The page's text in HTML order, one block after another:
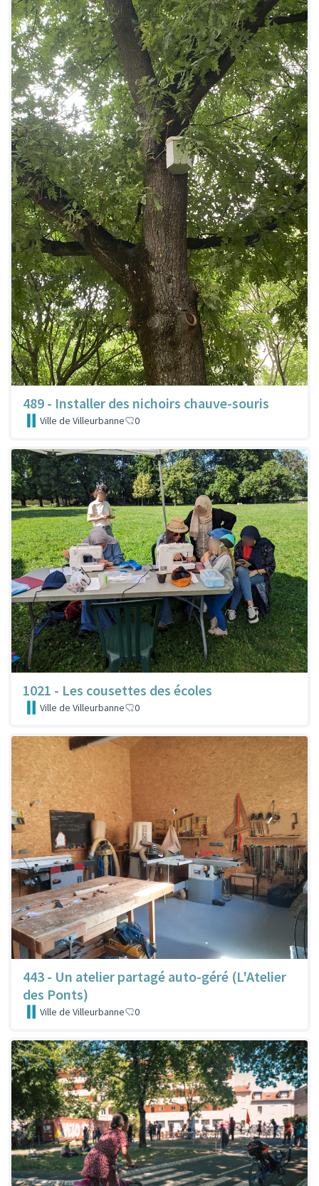
489 - Installer des nichoirs chauve-souris
Ville de Villeurbanne 0
1021 - Les cousettes des écoles
Ville de Villeurbanne 0
443 - Un atelier partagé auto-géré (L'Atelier
des Ponts)
Ville de Villeurbanne 0